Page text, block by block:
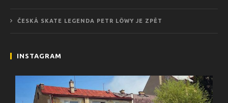
ČESKÁ SKATE LEGENDA PETR LÖWY JE ZPĚT
INSTAGRAM